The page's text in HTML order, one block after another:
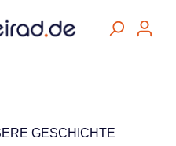
GESCHICHTE